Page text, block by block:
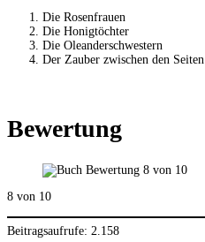
Die Rosenfrauen
Die Honigtöchter
Die Oleanderschwestern
Der Zauber zwischen den Seiten
Bewertung
8 von 10
Beitragsaufrufe: 2.158